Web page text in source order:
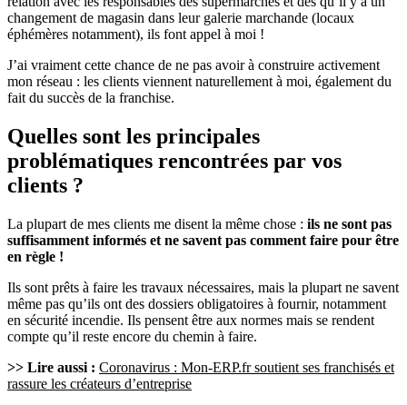
changement de magasin dans leur galerie marchande (locaux
éphémères notamment), ils font appel à moi !
J’ai vraiment cette chance de ne pas avoir à construire activement
mon réseau : les clients viennent naturellement à moi, également du
fait du succès de la franchise.
Quelles sont les principales
problématiques rencontrées par vos
clients ?
La plupart de mes clients me disent la même chose : ils ne sont pas
suffisamment informés et ne savent pas comment faire pour être
en règle !
Ils sont prêts à faire les travaux nécessaires, mais la plupart ne savent
même pas qu’ils ont des dossiers obligatoires à fournir, notamment
en sécurité incendie. Ils pensent être aux normes mais se rendent
compte qu’il reste encore du chemin à faire.
>> Lire aussi : Coronavirus : Mon-ERP.fr soutient ses franchisés et
rassure les créateurs d’entreprise